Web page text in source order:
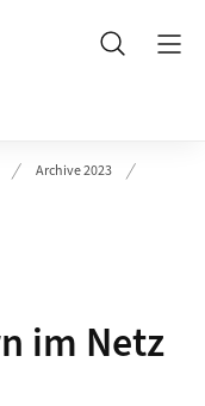
Search
Archive 2023
im Netz